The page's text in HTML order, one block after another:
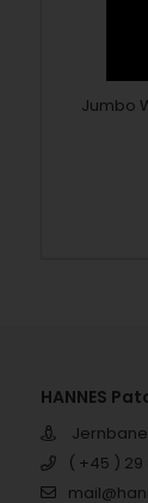
Jumbo
HANNES
( +45 ) 29